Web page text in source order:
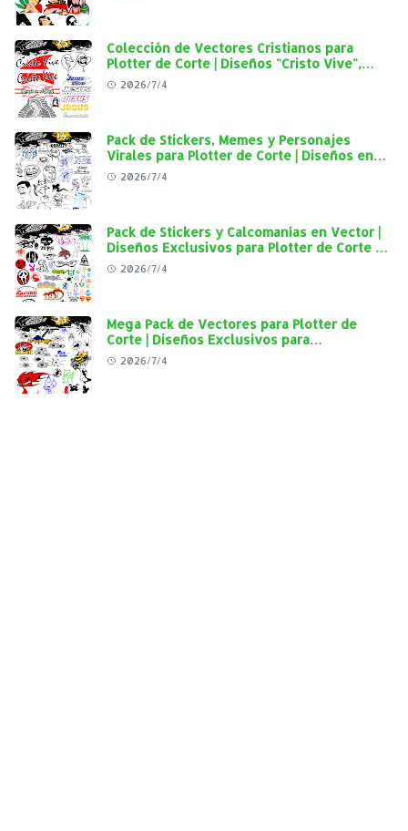
Colección de Vectores Cristianos para
Plotter de Corte | Diseños "Cristo Vive",
"Jesús Vive" y Virgen de Guadalupe en Alta
Calidad
2026/7/4
Pack de Stickers, Memes y Personajes
Virales para Plotter de Corte | Diseños en
Alta Calidad
2026/7/4
Pack de Stickers y Calcomanías en Vector |
Diseños Exclusivos para Plotter de Corte y
Personalización Automotriz
2026/7/4
Mega Pack de Vectores para Plotter de
Corte | Diseños Exclusivos para
Personalización Automotriz
2026/7/4